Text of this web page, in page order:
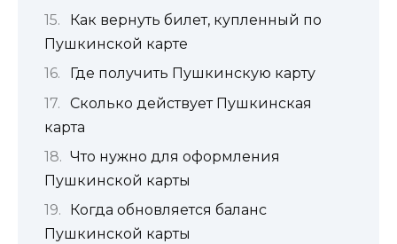
Как вернуть билет, купленный по
Пушкинской карте
Где получить Пушкинскую карту
Сколько действует Пушкинская
карта
Что нужно для оформления
Пушкинской карты
Когда обновляется баланс
Пушкинской карты